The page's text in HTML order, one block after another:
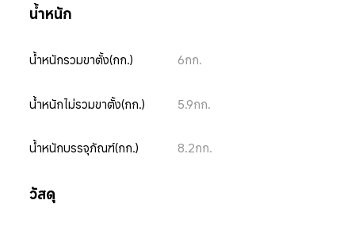
น้ำหนัก
น้ำหนักรวมขาตั้ง(กก.) 6กก.
น้ำหนักไม่รวมขาตั้ง(กก.) 5.9กก.
น้ำหนักบรรจุภัณฑ์(กก.) 8.2กก.
วัสดุ